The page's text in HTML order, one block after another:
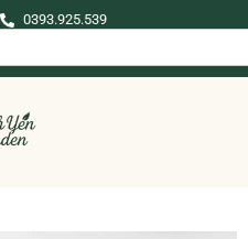
0393.925.539